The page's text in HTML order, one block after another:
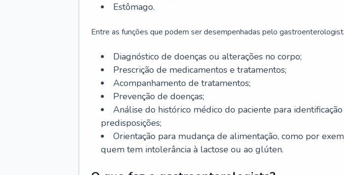
Estômago.
Entre as funções que podem ser desempenhadas pelo
Diagnóstico de doenças ou alterações no corpo;
Prescrição de medicamentos e tratamentos;
Acompanhamento de tratamentos;
Prevenção de doenças;
Análise do histórico médico do paciente para
predisposições;
Orientação para mudança de alimentação, como por
quem tem intolerância à lactose ou ao glúten.